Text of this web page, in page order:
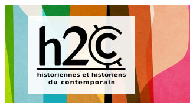
Aller
au
contenu